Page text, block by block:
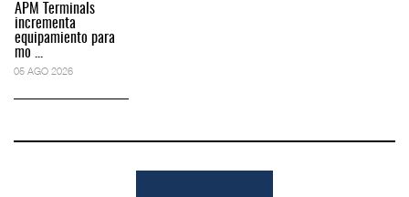
APM Terminals
incrementa
equipamiento para
mo ...
05 AGO 2026